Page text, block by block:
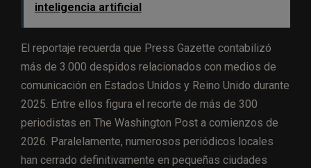
inteligencia artificial
El reportaje recuerda que Press Gazette contabilizó
más de 3.000 despidos relacionados con medios de
comunicación en Estados Unidos y Reino Unido durante
2025. Entre ellos figura el recorte de más de 300
periodistas en The Washington Post a comienzos de
2026. Paralelamente, numerosos periódicos locales
han cerrado definitivamente en pequeñas ciudades